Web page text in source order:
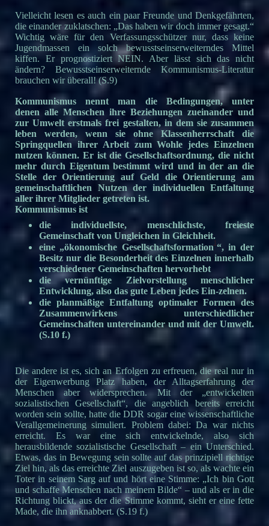
Vielleicht lesen es auch ein paar Freunde und Denkgefährten,
die einander zuklatschen: „Das haben wir doch immer gesagt.“
Wichtig wäre für den Verfassungsschützer nur, dass keine
Jugendmassen ein solch bewusstseinserweiterndes Mittel
kiffen. Er prognostiziert NEIN. Aber lässt sich das nicht
ändern? Bewusstseinserweiternde Kommunismus-Literatur
brauchen wir überall! (S.9)
Kommunismus nennt man die Bedingungen, unter
denen alle Menschen ihre Beziehungen zueinander und
zur Umwelt erstmals frei gestalten, in dem sie zusammen
leben werden, wenn sie ohne Klassenherrschaft die
Springquellen ihrer Arbeit zum Wohle jedes Einzelnen
nutzen können. Er ist die Gesellschaftsordnung, die nicht
mehr durch Eigentum bestimmt wird und in der an die
Stelle der Orientierung auf Geld die Orientierung am
gemeinschaftlichen Nutzen der individuellen Entfaltung
aller ihrer Mitglieder getreten ist.
Kommunismus ist
die individuellste, menschlichste, freieste
Gemeinschaft von Ungleichen in Gleichheit.
eine „ökonomische Gesellschaftsformation 1 “, in der
Besitz nur die Besonderheit des Einzelnen innerhalb
verschiedener Gemeinschaften hervorhebt
die vernünftige Zielvorstellung menschlicher
Entwicklung, also das gute Leben jedes Ein-zelnen.
die planmäßige Entfaltung optimaler Formen des
Zusammenwirkens unterschiedlicher
Gemeinschaften untereinander und mit der Umwelt.
(S.10 f.)
Die andere ist es, sich an Erfolgen zu erfreuen, die real nur in
der Eigenwerbung Platz haben, der Alltagserfahrung der
Menschen aber widersprechen. Mit der „entwickelten
sozialistischen Gesellschaft“, die angeblich bereits erreicht
worden sein sollte, hatte die DDR sogar eine wissenschaftliche
Verallgemeinerung simuliert. Problem dabei: Da war nichts
erreicht. Es war eine sich entwickelnde, also sich
herausbildende sozialistische Gesellschaft – ein Unterschied.
Etwas, das in Bewegung sein sollte auf das prinzipiell richtige
Ziel hin, als das erreichte Ziel auszugeben ist so, als wachte ein
Toter in seinem Sarg auf und hört eine Stimme: „Ich bin Gott
und schaffe Menschen nach meinem Bilde“ – und als er in die
Richtung blickt, aus der die Stimme kommt, sieht er eine fette
Made, die ihn anknabbert. (S.19 f.)